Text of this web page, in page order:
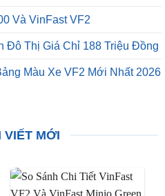
Và VinFast VF2
Đô Thị Giá Chỉ 188 Triệu Đồng
Màu Xe VF2 Mới Nhất 2026
VIẾT MỚI